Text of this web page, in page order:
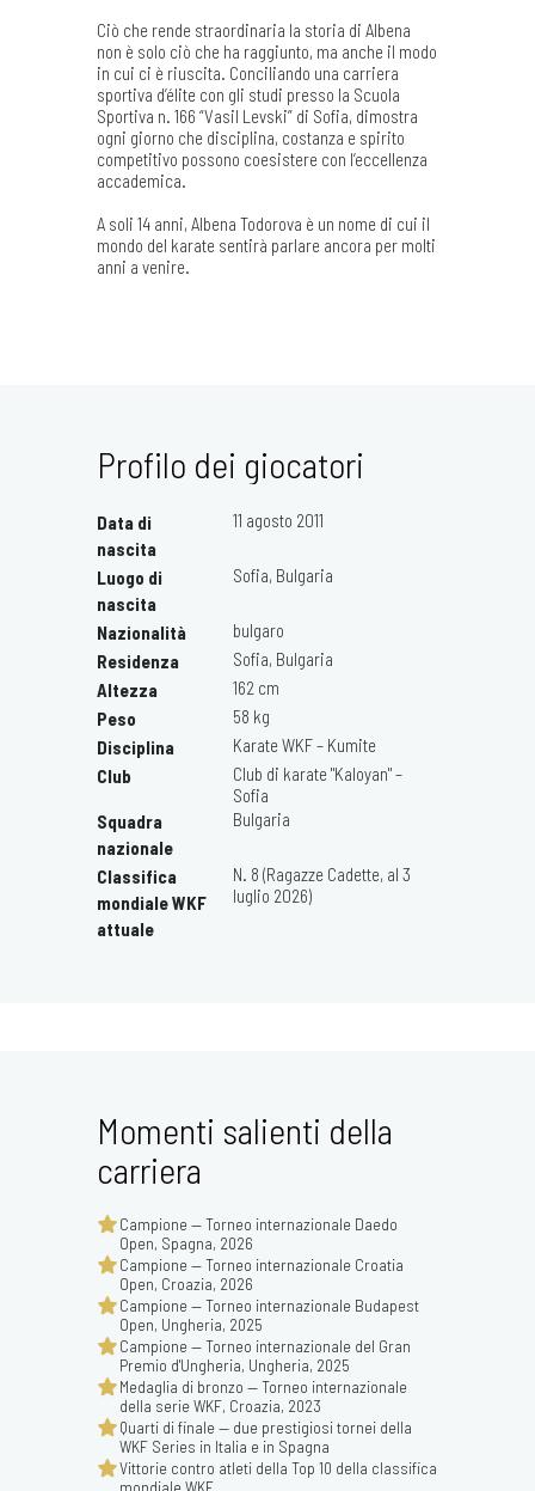
Ciò che rende straordinaria la storia di Albena
non è solo ciò che ha raggiunto, ma anche il modo
in cui ci è riuscita. Conciliando una carriera
sportiva d’élite con gli studi presso la Scuola
Sportiva n. 166 “Vasil Levski” di Sofia, dimostra
ogni giorno che disciplina, costanza e spirito
competitivo possono coesistere con l’eccellenza
accademica.
A soli 14 anni, Albena Todorova è un nome di cui il
mondo del karate sentirà parlare ancora per molti
anni a venire.
Profilo dei giocatori
Data di
nascita
11 agosto 2011
Luogo di
nascita
Sofia, Bulgaria
Nazionalità
bulgaro
Residenza
Sofia, Bulgaria
Altezza
162 cm
Peso
58 kg
Disciplina
Karate WKF – Kumite
Club
Club di karate "Kaloyan" –
Sofia
Squadra
nazionale
Bulgaria
Classifica
mondiale WKF
attuale
N. 8 (Ragazze Cadette, al 3
luglio 2026)
Momenti salienti della
carriera
Campione — Torneo internazionale Daedo
Open, Spagna, 2026
Campione — Torneo internazionale Croatia
Open, Croazia, 2026
Campione — Torneo internazionale Budapest
Open, Ungheria, 2025
Campione — Torneo internazionale del Gran
Premio d'Ungheria, Ungheria, 2025
Medaglia di bronzo — Torneo internazionale
della serie WKF, Croazia, 2023
Quarti di finale — due prestigiosi tornei della
WKF Series in Italia e in Spagna
Vittorie contro atleti della Top 10 della classifica